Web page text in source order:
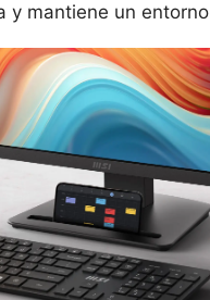
y mantiene un